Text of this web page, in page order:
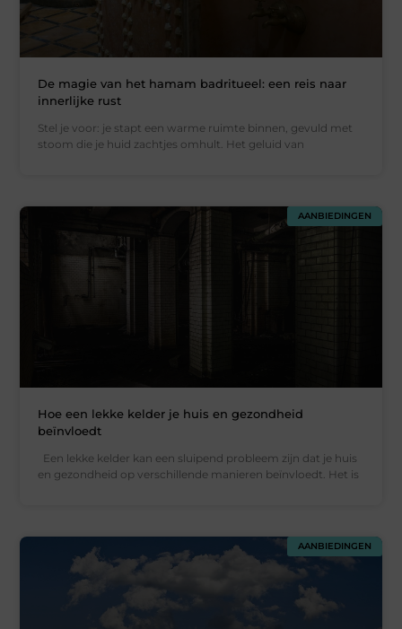
De magie van het hamam badritueel: een reis naar
innerlijke rust
Stel je voor: je stapt een warme ruimte binnen, gevuld met
stoom die je huid zachtjes omhult. Het geluid van
AANBIEDINGEN
Hoe een lekke kelder je huis en gezondheid
beïnvloedt
Een lekke kelder kan een sluipend probleem zijn dat je huis
en gezondheid op verschillende manieren beïnvloedt. Het is
AANBIEDINGEN